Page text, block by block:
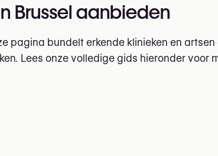
Brussel aanbieden
pagina bundelt erkende klinieken en
Lees onze volledige gids hieronder voor